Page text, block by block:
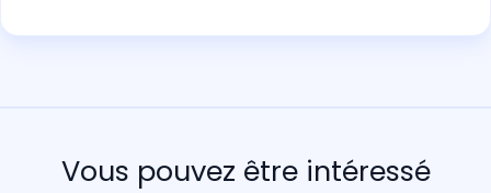
Vous pouvez être intéressé